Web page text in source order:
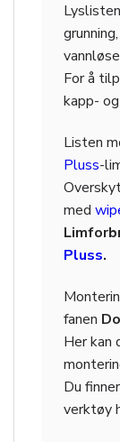
For å
kapp-
Listen
Pluss-
med
Pluss.
fanen
Her kan
Du
verktøy